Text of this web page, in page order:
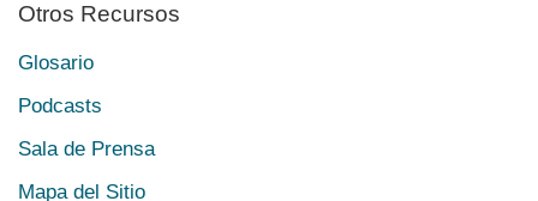
Otros Recursos
Glosario
Podcasts
Sala de Prensa
Mapa del Sitio